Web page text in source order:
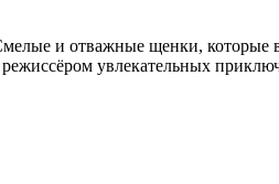
и отважные щенки, которые
увлекательных